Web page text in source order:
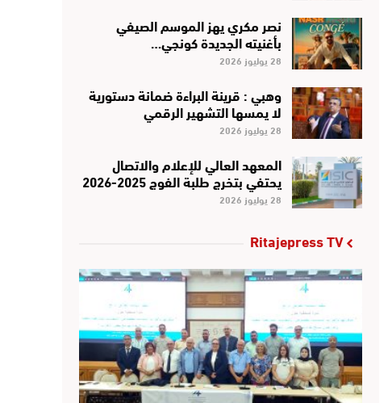
نصر مكري يهز الموسم الصيفي
بأغنيته الجديدة كونجي…
28 يوليوز 2026
وهبي : قرينة البراءة ضمانة دستورية
لا يمسها التشهير الرقمي
28 يوليوز 2026
المعهد العالي للإعلام والاتصال
يحتفي بتخرج طلبة الفوج 2025-2026
28 يوليوز 2026
Ritajepress TV